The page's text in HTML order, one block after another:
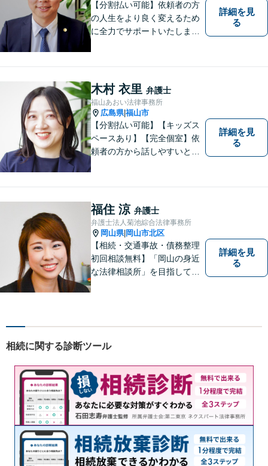
【分割払い可能】依頼者の方
の人生をより良く変えるため
に全力でサポートいたしま
ペースあり】
詳細を見
る
木村 衣里 弁護士
福山あおい法律事務所
広島県|福山市
【分割払い可能】【キッズス
ペースあり】【完全個室】依
頼者の方から話しやすいと定
ても是非お気軽に弁護士にご
相談ください。
詳細を見
る
福住 涼 弁護士
弁護士法人菊池綜合法律事務所
岡山県| 岡山市北区
【相続・交通事故・債務整理
初回相談無料】「岡山の身近
な法律相談所」を目指してい
んなささいなことでも構いま
い。【土曜日も受付可能】
【専用駐車場あり】
詳細を見
る
相続に関する診断ツール